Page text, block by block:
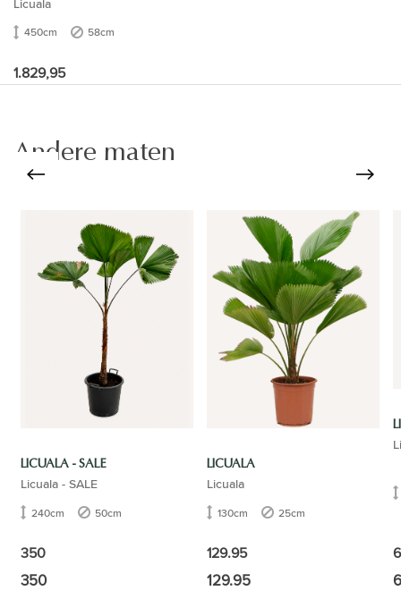
450cm 58cm
1.829,95
Andere maten
LICUALA - SALE
Licuala - SALE
240cm 50cm
350
350
LICUALA
Licuala
130cm 25cm
129.95
129.95